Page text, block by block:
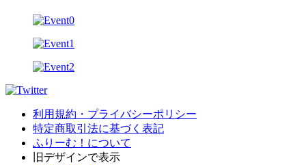
利用規約・プライバシーポリシー
特定商取引法に基づく表記
ふりーむ！について
旧デザインで表示